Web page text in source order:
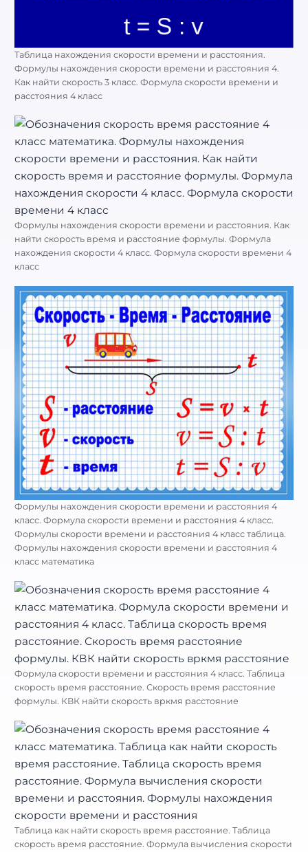
Таблица нахождения скорости времени и расстояния.
Формулы нахождения скорости времени и расстояния 4.
Как найти скорость 3 класс. Формула скорости времени и
расстояния 4 класс
Формулы нахождения скорости времени и расстояния. Как
найти скорость время и расстояние формулы. Формула
нахождения скорости 4 класс. Формула скорости времени 4
класс
Формулы нахождения скорости времени и расстояния 4
класс. Формула скорости времени и расстояния 4 класс.
Формулы скорости времени и расстояния 4 класс таблица.
Формулы нахождения скорости времени и расстояния 4
класс математика
Формула скорости времени и расстояния 4 класс. Таблица
скорость время расстояние. Скорость время расстояние
формулы. КВК найти скорость вркмя расстояние
Таблица как найти скорость время расстояние. Таблица
скорость время расстояние. Формула вычисления скорости